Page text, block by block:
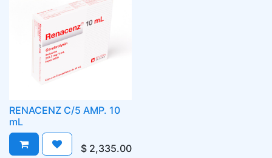
RENACENZ C/5 AMP. 10
mL
$ 2,335.00